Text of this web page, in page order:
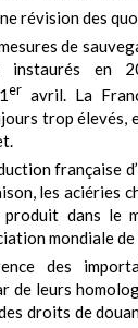
révision des
de
instaurés en
er avril. La
trop élevés,
française
les aciéries
dans le
mondiale de
des
de leurs
droits de